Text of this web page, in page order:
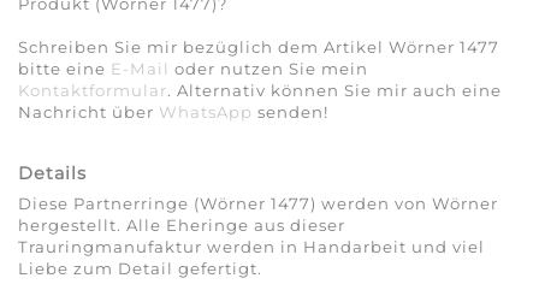
Produkt (Wörner 1477)?
Schreiben Sie mir bezüglich dem Artikel Wörner 1477
bitte eine E-Mail oder nutzen Sie mein
Kontaktformular. Alternativ können Sie mir auch eine
Nachricht über WhatsApp senden!
Details
Diese Partnerringe (Wörner 1477) werden von Wörner
hergestellt. Alle Eheringe aus dieser
Trauringmanufaktur werden in Handarbeit und viel
Liebe zum Detail gefertigt.